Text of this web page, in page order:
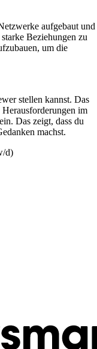
aufgebaut und
Beziehungen zu
um die
stellen kannst. Das
im
Das zeigt, dass du
machst.
d)